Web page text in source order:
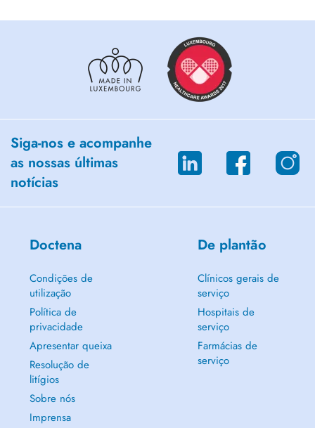
Siga-nos e acompanhe
as nossas últimas
notícias
Doctena
Condições de
utilização
Política de
privacidade
Apresentar queixa
Resolução de
litígios
Sobre nós
Imprensa
De plantão
Clínicos gerais de
serviço
Hospitais de
serviço
Farmácias de
serviço